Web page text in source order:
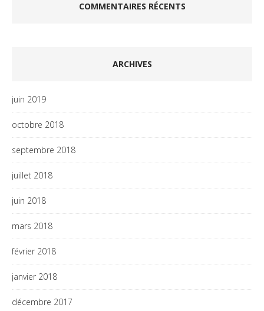
COMMENTAIRES RÉCENTS
ARCHIVES
juin 2019
octobre 2018
septembre 2018
juillet 2018
juin 2018
mars 2018
février 2018
janvier 2018
décembre 2017